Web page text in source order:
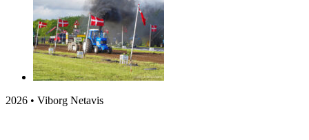
2026 • Viborg Netavis